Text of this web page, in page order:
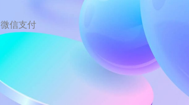
微信支付